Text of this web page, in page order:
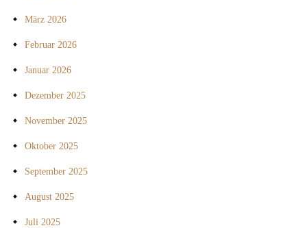
März 2026
Februar 2026
Januar 2026
Dezember 2025
November 2025
Oktober 2025
September 2025
August 2025
Juli 2025